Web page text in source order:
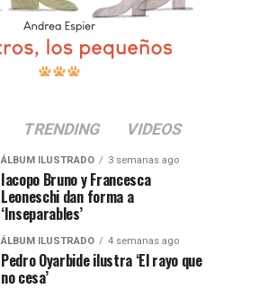
TRENDING VIDEOS
ÁLBUM ILUSTRADO 3 semanas ago
Iacopo Bruno y Francesca
Leoneschi dan forma a
‘Inseparables’
ÁLBUM ILUSTRADO 4 semanas ago
Pedro Oyarbide ilustra ‘El rayo que
no cesa’